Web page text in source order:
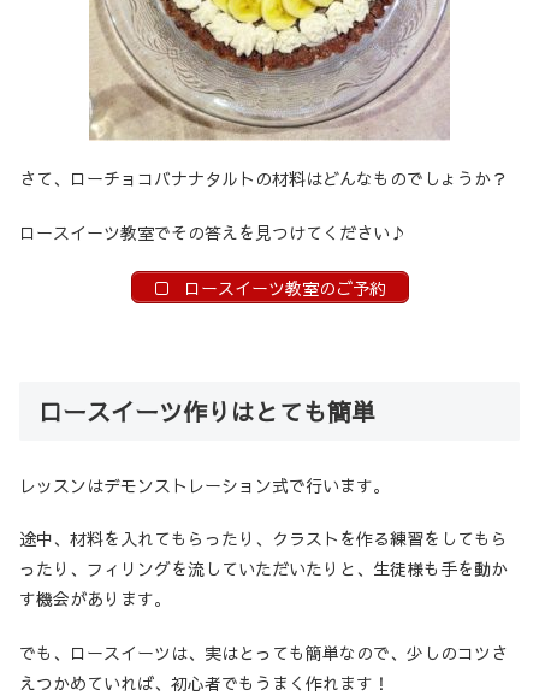
さて、ローチョコバナナタルトの材料はどんなものでしょうか？
ロースイーツ教室でその答えを見つけてください♪
ロースイーツ教室のご予約
ロースイーツ作りはとても簡単
レッスンはデモンストレーション式で行います。
途中、材料を入れてもらったり、クラストを作る練習をしてもら
ったり、フィリングを流していただいたりと、生徒様も手を動か
す機会があります。
でも、ロースイーツは、実はとっても簡単なので、少しのコツさ
えつかめていれば、初心者でもうまく作れます！